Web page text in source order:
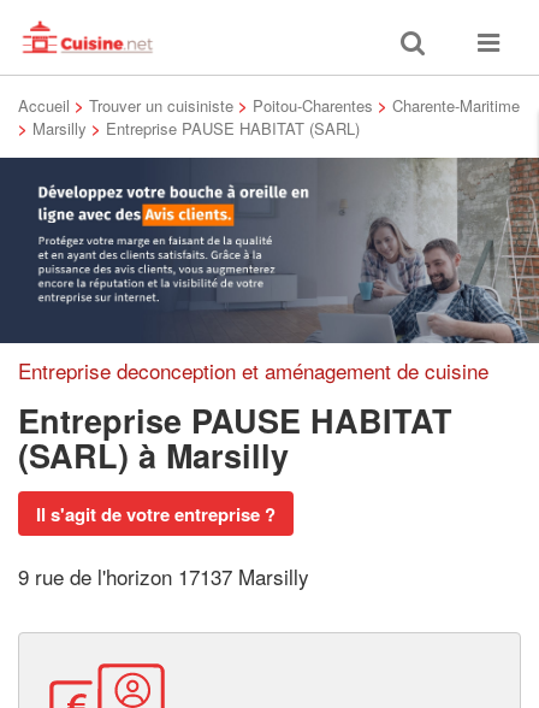
Toggle
search
Toggle
Accueil > Trouver un cuisiniste > Poitou-Charentes > Charente-Maritime
> Marsilly > Entreprise PAUSE HABITAT (SARL)
Entreprise deconception et aménagement de cuisine
Entreprise PAUSE HABITAT
(SARL) à Marsilly
Il s'agit de votre entreprise ?
9 rue de l'horizon 17137 Marsilly